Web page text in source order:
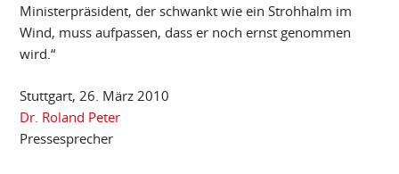
Ministerpräsident, der schwankt wie ein Strohhalm im
Wind, muss aufpassen, dass er noch ernst genommen
wird.“
Stuttgart, 26. März 2010
Dr. Roland Peter
Pressesprecher